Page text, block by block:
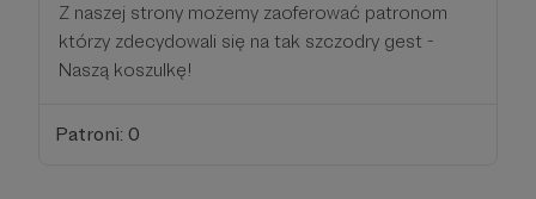
Z naszej strony możemy zaoferować patronom
którzy zdecydowali się na tak szczodry gest -
Naszą koszulkę!
Patroni: 0